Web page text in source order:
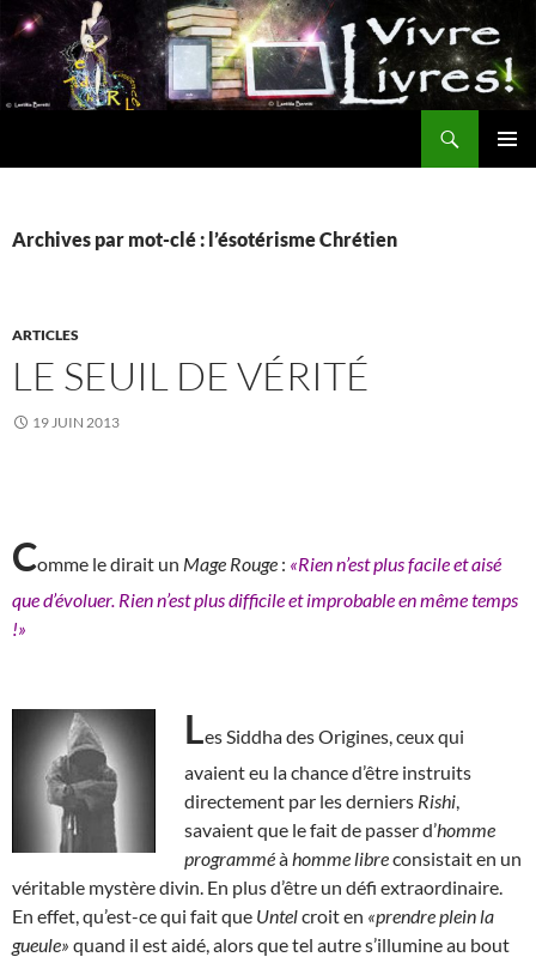
Aller
au
contenu
Archives par mot-clé : l’ésotérisme Chrétien
ARTICLES
LE SEUIL DE VÉRITÉ
19 JUIN 2013
Comme le dirait un Mage Rouge : «Rien n’est plus facile et aisé
que d’évoluer. Rien n’est plus difficile et improbable en même temps
!»
Les Siddha des Origines, ceux qui
avaient eu la chance d’être instruits
directement par les derniers Rishi
savaient que le fait de passer d’homme
programméà homme libreconsistait en un
véritable mystère divin. En plus d’être un défi extraordinaire.
En effet, qu’est-ce qui fait que Untelcroit en «prendre plein la
gueule» quand il est aidé, alors que tel autre s’illumine au bout